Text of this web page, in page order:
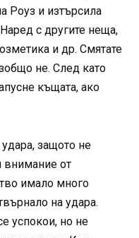
Роуз и изтърсила
с другите неща,
и др. Смятате
не. След като
къщата, ако
защото не
внимание от
имало много
на удара.
успокои, но не